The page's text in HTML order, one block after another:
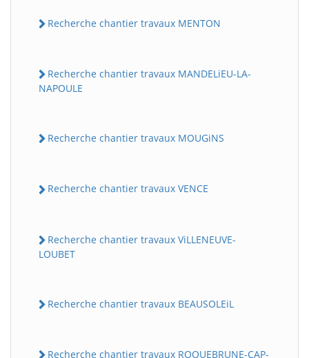
Recherche chantier travaux MENTON
Recherche chantier travaux MANDELiEU-LA-
NAPOULE
Recherche chantier travaux MOUGiNS
Recherche chantier travaux VENCE
Recherche chantier travaux ViLLENEUVE-
LOUBET
Recherche chantier travaux BEAUSOLEiL
Recherche chantier travaux ROQUEBRUNE-CAP-